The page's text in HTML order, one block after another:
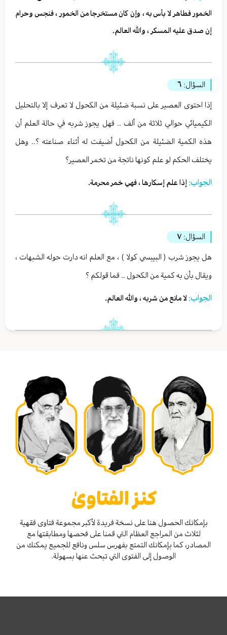
الخمور فطاهر لا بأس به ، وإن كان مستخرجا من الخمور ، فنجس وحرام
إن صدق عليه المسكر ، والله العالم.
السؤال: ٦
إذا احتوى العصير على نسبة ضئيلة من الكحول لا تعرف إلا بالتحليل
الكيميائي حوالي ثلاثة من ألف .. فهل يجوز شربه في حالة العلم أن
هذه الكمية الضئيلة من الكحول أضيفت له أثناء صناعته ؟.. وهل
يختلف الحكم لو علم كونها ناتجة من تخمر العصير؟
الجواب: إذا علم إسكارها ، فهي خمر محرمة.
السؤال: ٧
هل يجوز شرب ( البيبسي كولا ) ، مع العلم انه دارت حوله الشبهات ،
ويقال بأن به كمية من الكحول .. فما قولكم ؟
الجواب: لا مانع من شربه ، والله العالم.
كنز الفتاوىٰ
بإمكانك الحصول هنا على نسخة فريدة لأكبر مجموعة فتاوى فقهية
لثلاث من المراجع العظام التي قمنا على فحصها ومطابقتها مع
المصادر، كما بإمكانك التمتع بفهرس سلس ونافع للجميع يمكنك من
الوصول إلى الفتوى التي تبحث عنها بسهولة.